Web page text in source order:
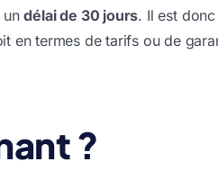
undélai de 30 jours. Il est
en termes de tarifs ou de
?